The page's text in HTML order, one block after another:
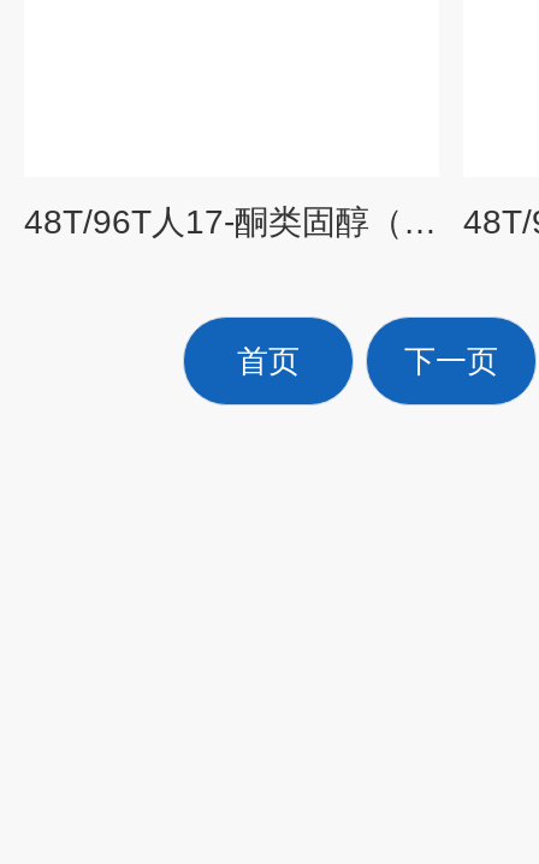
48T/96T人17-酮类固醇（17-KS）elisa试剂盒说明书
首页 下一页